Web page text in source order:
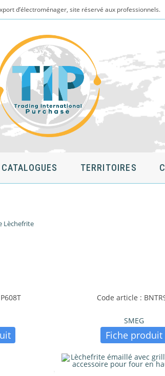
d’électroménager, site réservé aux professionnels.
TERRITOIRES
Lèchefrite
Code article :
SMEG
Fiche produit